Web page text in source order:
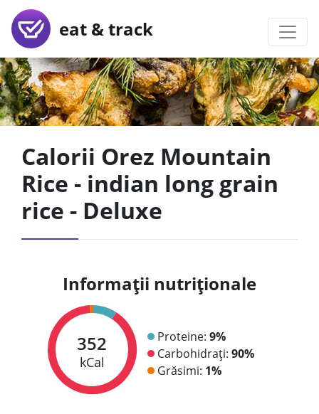
eat & track
Calorii Orez Mountain
Rice - indian long grain
rice - Deluxe
Informații nutriționale
352
kCal
Proteine: 9%
Carbohidrați: 90%
Grăsimi: 1%